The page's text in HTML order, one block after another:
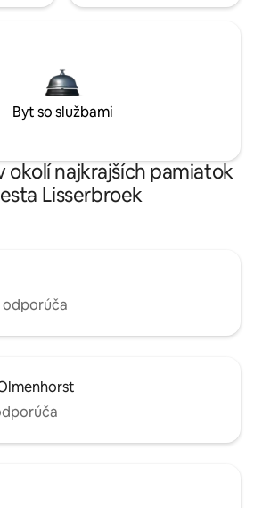
Byt so službami
okolí najkrajších pamiatok
Lisserbroek
odporúča